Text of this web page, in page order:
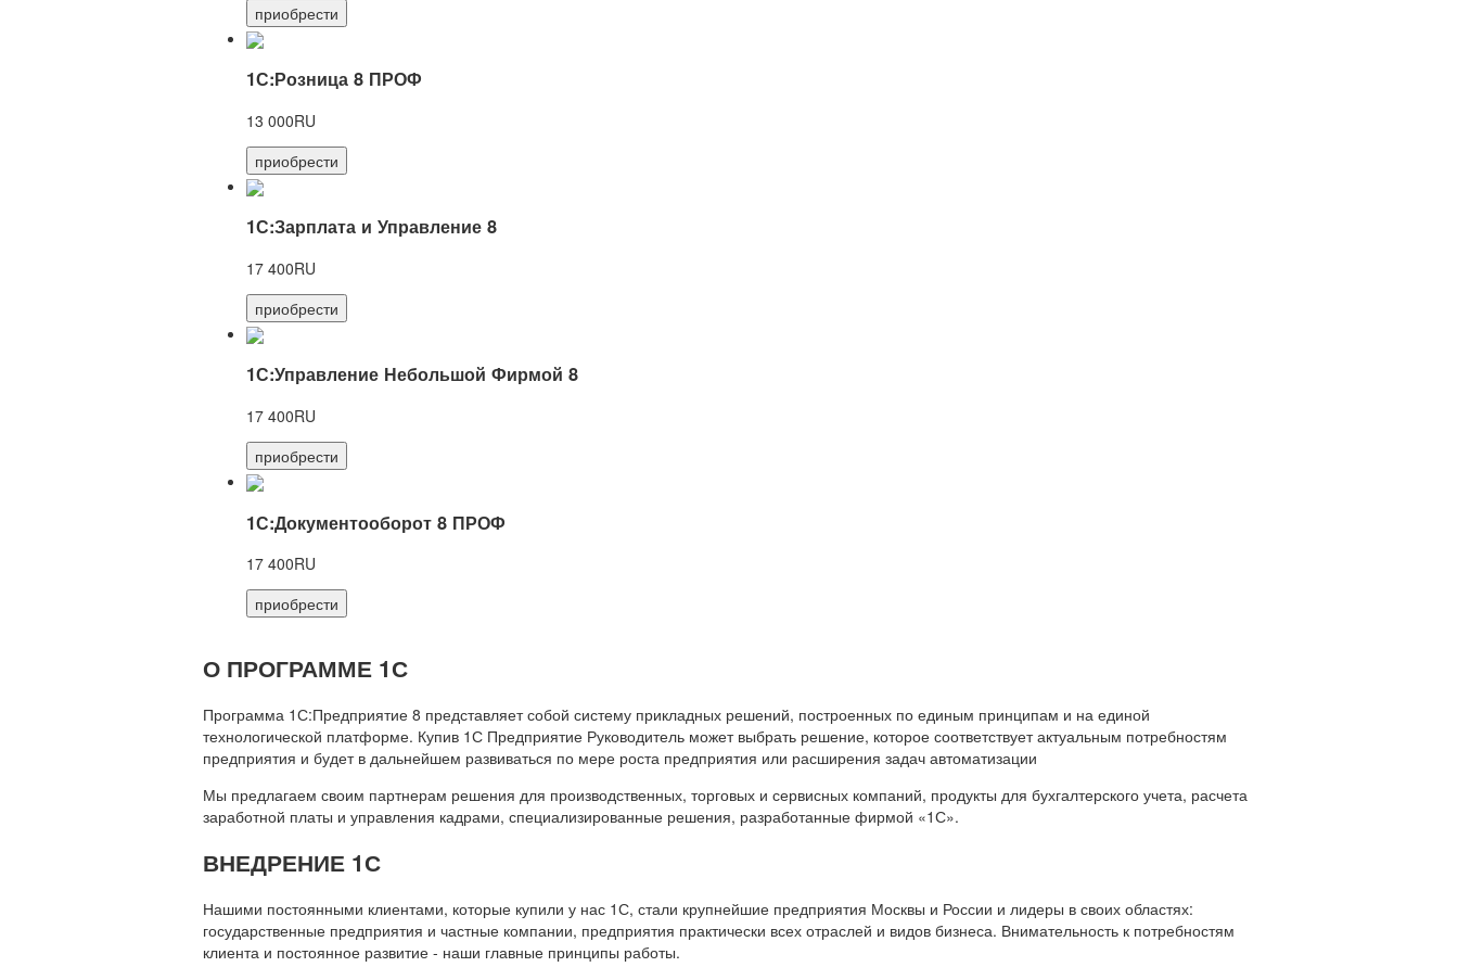
приобрести
1С:Розница 8 ПРОФ
13 000RU
приобрести
1С:Зарплата и Управление 8
17 400RU
приобрести
1С:Управление Небольшой Фирмой 8
17 400RU
приобрести
1С:Документооборот 8 ПРОФ
17 400RU
приобрести
О ПРОГРАММЕ 1С
Программа 1С:Предприятие 8 представляет собой систему прикладных решений, построенных по единым принципам и на единой
технологической платформе. Купив 1С Предприятие Руководитель может выбрать решение, которое соответствует актуальным потребностям
предприятия и будет в дальнейшем развиваться по мере роста предприятия или расширения задач автоматизации
Мы предлагаем своим партнерам решения для производственных, торговых и сервисных компаний, продукты для бухгалтерского учета, расчета
заработной платы и управления кадрами, специализированные решения, разработанные фирмой «1С».
ВНЕДРЕНИЕ 1С
Нашими постоянными клиентами, которые купили у нас 1С, стали крупнейшие предприятия Москвы и России и лидеры в своих областях:
государственные предприятия и частные компании, предприятия практически всех отраслей и видов бизнеса. Внимательность к потребностям
клиента и постоянное развитие - наши главные принципы работы.